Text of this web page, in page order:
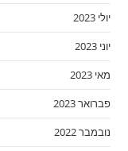
יולי 2023
יוני 2023
מאי 2023
פברואר 2023
נובמבר 2022